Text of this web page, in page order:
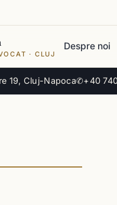
19, Cluj-Napoca✆+40
· CLUJ
Despre noi